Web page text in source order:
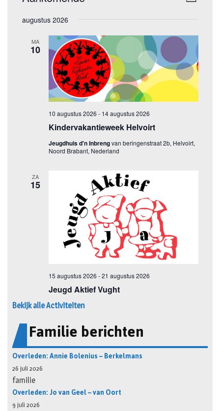
Bekijk alle Activiteiten
Familie berichten
Overleden: Annie Bolenius – Berkelmans
26 juli 2026
familie
Overleden: Jo van Geel – van Oort
9 juli 2026